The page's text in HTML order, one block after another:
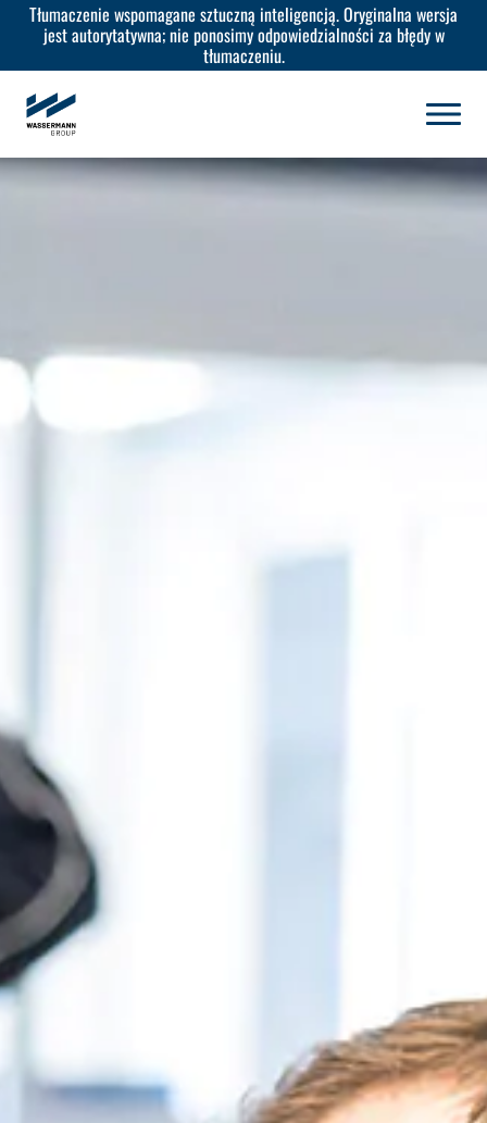
Tłumaczenie wspomagane sztuczną inteligencją. Oryginalna wersja
jest autorytatywna; nie ponosimy odpowiedzialności za błędy w
tłumaczeniu.